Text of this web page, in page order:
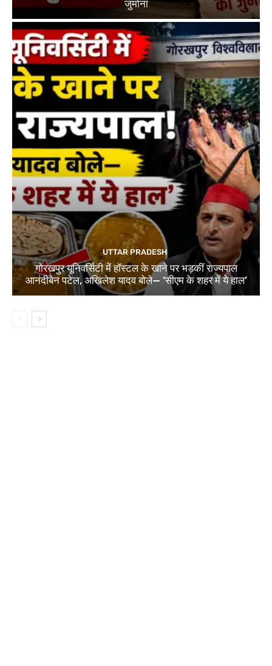
जुर्माना
UTTAR PRADESH
गोरखपुर यूनिवर्सिटी में हॉस्टल के खाने पर भड़कीं राज्यपाल
आनंदीबेन पटेल, अखिलेश यादव बोले— ‘सीएम के शहर में ये हाल’